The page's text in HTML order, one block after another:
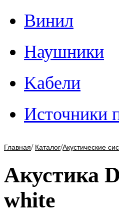
Винил
Наушники
Kабели
Источники
Главная/ Каталог/Акустические
Акустика
white